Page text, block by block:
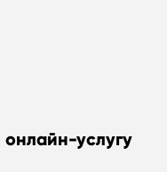
услугу